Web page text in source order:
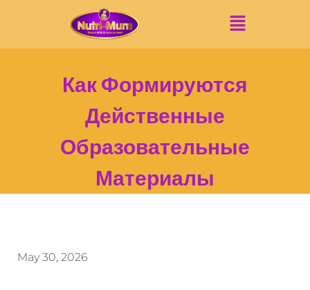
Как Формируются
Действенные
Образовательные
Материалы
May 30, 2026